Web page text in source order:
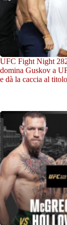
UFC Fight Night
domina Guskov a
e dà la caccia al